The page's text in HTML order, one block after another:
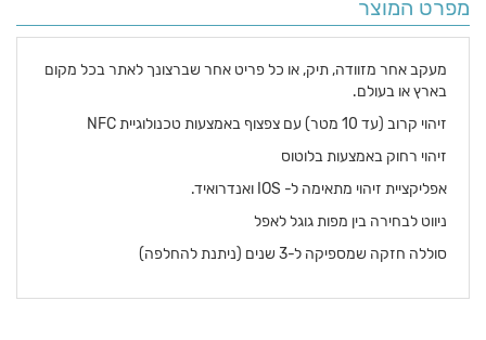
מפרט המוצר
מעקב אחר מזוודה, תיק, או כל פריט אחר שברצונך לאתר בכל מקום
בארץ או בעולם.
זיהוי קרוב (עד 10 מטר) עם צפצוף באמצעות טכנולוגיית NFC
זיהוי רחוק באמצעות בלוטוס
אפליקציית זיהוי מתאימה ל- IOS ואנדרואיד.
ניווט לבחירה בין מפות גוגל לאפל
סוללה חזקה שמספיקה ל-3 שנים (ניתנת להחלפה)